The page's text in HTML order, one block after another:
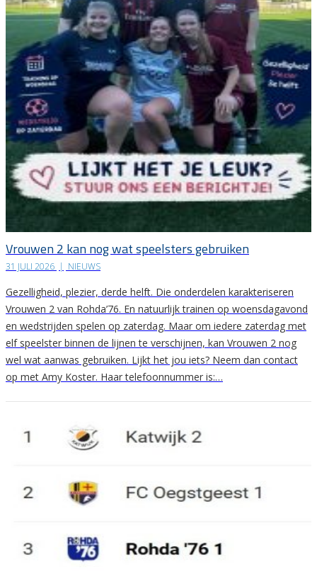
Vrouwen 2 kan nog wat speelsters gebruiken
31 JULI 2026 | NIEUWS
Gezelligheid, plezier, derde helft. Die onderdelen karakteriseren
Vrouwen 2 van Rohda’76. En natuurlijk trainen op woensdagavond
en wedstrijden spelen op zaterdag. Maar om iedere zaterdag met
elf speelster binnen de lijnen te verschijnen, kan Vrouwen 2 nog
wel wat aanwas gebruiken. Lijkt het jou iets? Neem dan contact
op met Amy Koster. Haar telefoonnummer is:…